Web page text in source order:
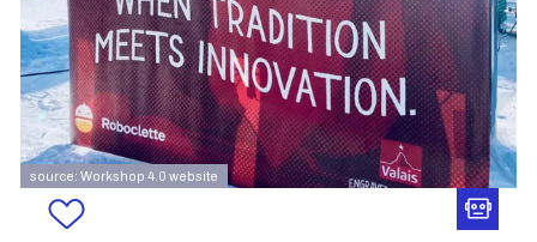
source: Workshop 4.0 website